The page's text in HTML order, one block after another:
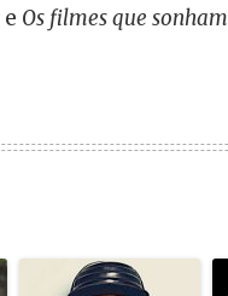
e Os filmes que